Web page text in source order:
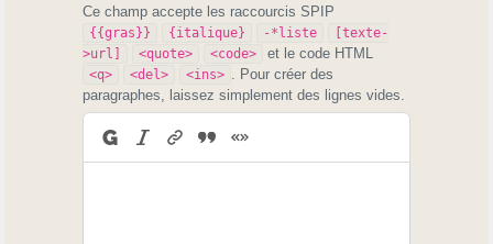
Ce champ accepte les raccourcis SPIP
{{gras}} {italique} -*liste
[texte-
>url]
<quote> <code> et le code HTML
<q> <del> <ins>
. Pour créer des
paragraphes, laissez simplement des lignes vides.